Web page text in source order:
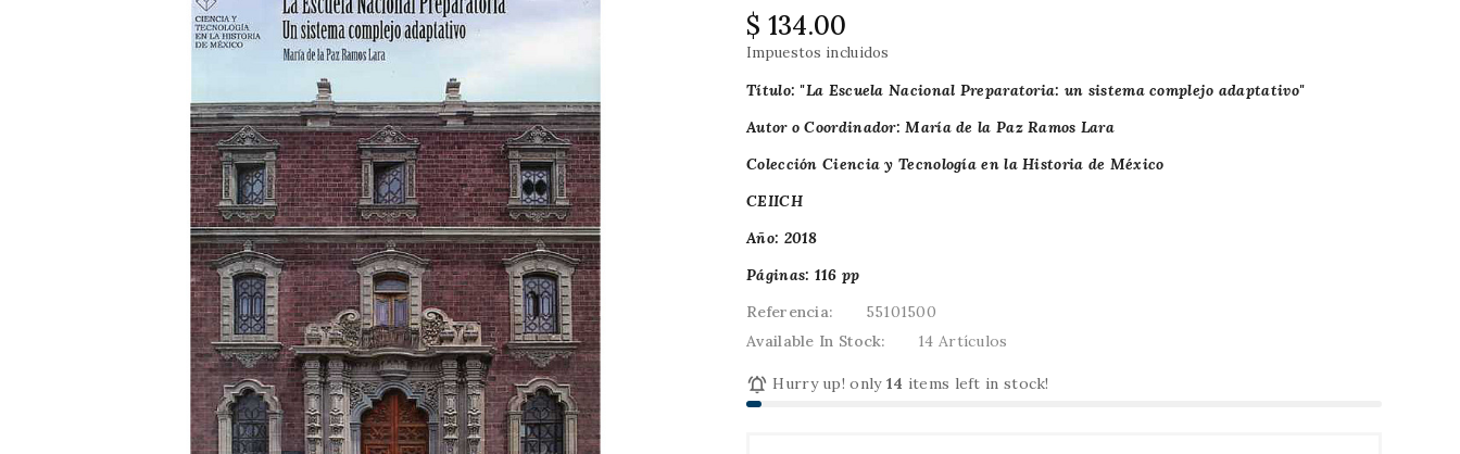
$ 134.00
Impuestos incluidos
Título: "La Escuela Nacional Preparatoria: un sistema complejo adaptativo"
Autor o Coordinador: María de la Paz Ramos Lara
Colección Ciencia y Tecnología en la Historia de México
CEIICH
Año: 2018
Páginas: 116 pp
Referencia:
55101500
Available In Stock:
14 Artículos
 Hurry up! only14 items left in stock!